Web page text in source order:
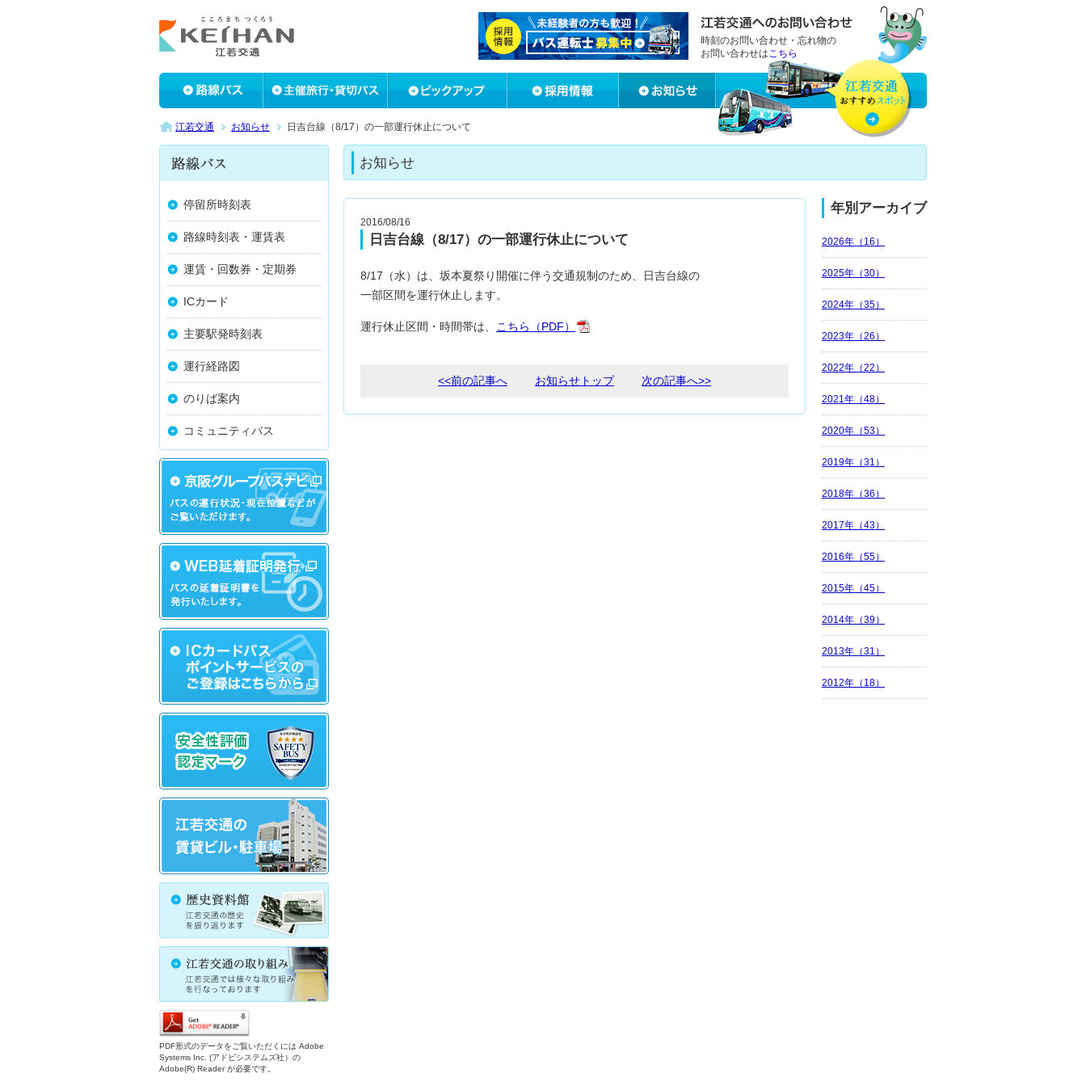
時刻のお問い合わせ・忘れ物の
お問い合わせはこちら
江若交通 お知らせ 日吉台線（8/17）の一部運行休止について
停留所時刻表
路線時刻表・運賃表
運賃・回数券・定期券
ICカード
主要駅発時刻表
運行経路図
のりば案内
コミュニティバス
PDF形式のデータをご覧いただくには Adobe
Systems Inc. (アドビシステムズ社）の
Adobe(R) Reader が必要です。
お知らせ
2016/08/16
日吉台線（8/17）の一部運行休止について
8/17（水）は、坂本夏祭り開催に伴う交通規制のため、日吉台線の
一部区間を運行休止します。
運行休止区間・時間帯は、 こちら（PDF）
<<前の記事へ お知らせトップ 次の記事へ>>
年別アーカイブ
2026年（16）
2025年（30）
2024年（35）
2023年（26）
2022年（22）
2021年（48）
2020年（53）
2019年（31）
2018年（36）
2017年（43）
2016年（55）
2015年（45）
2014年（39）
2013年（31）
2012年（18）